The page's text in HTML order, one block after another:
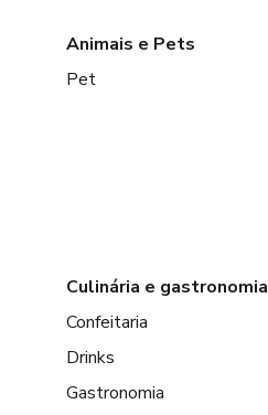
Animais e Pets
Pet
Culinária e gastronomia
Confeitaria
Drinks
Gastronomia